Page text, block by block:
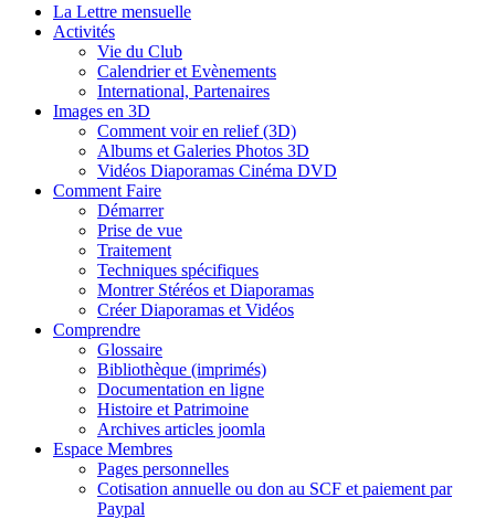
La Lettre mensuelle
Activités
Vie du Club
Calendrier et Evènements
International, Partenaires
Images en 3D
Comment voir en relief (3D)
Albums et Galeries Photos 3D
Vidéos Diaporamas Cinéma DVD
Comment Faire
Démarrer
Prise de vue
Traitement
Techniques spécifiques
Montrer Stéréos et Diaporamas
Créer Diaporamas et Vidéos
Comprendre
Glossaire
Bibliothèque (imprimés)
Documentation en ligne
Histoire et Patrimoine
Archives articles joomla
Espace Membres
Pages personnelles
Cotisation annuelle ou don au SCF et paiement par
Paypal